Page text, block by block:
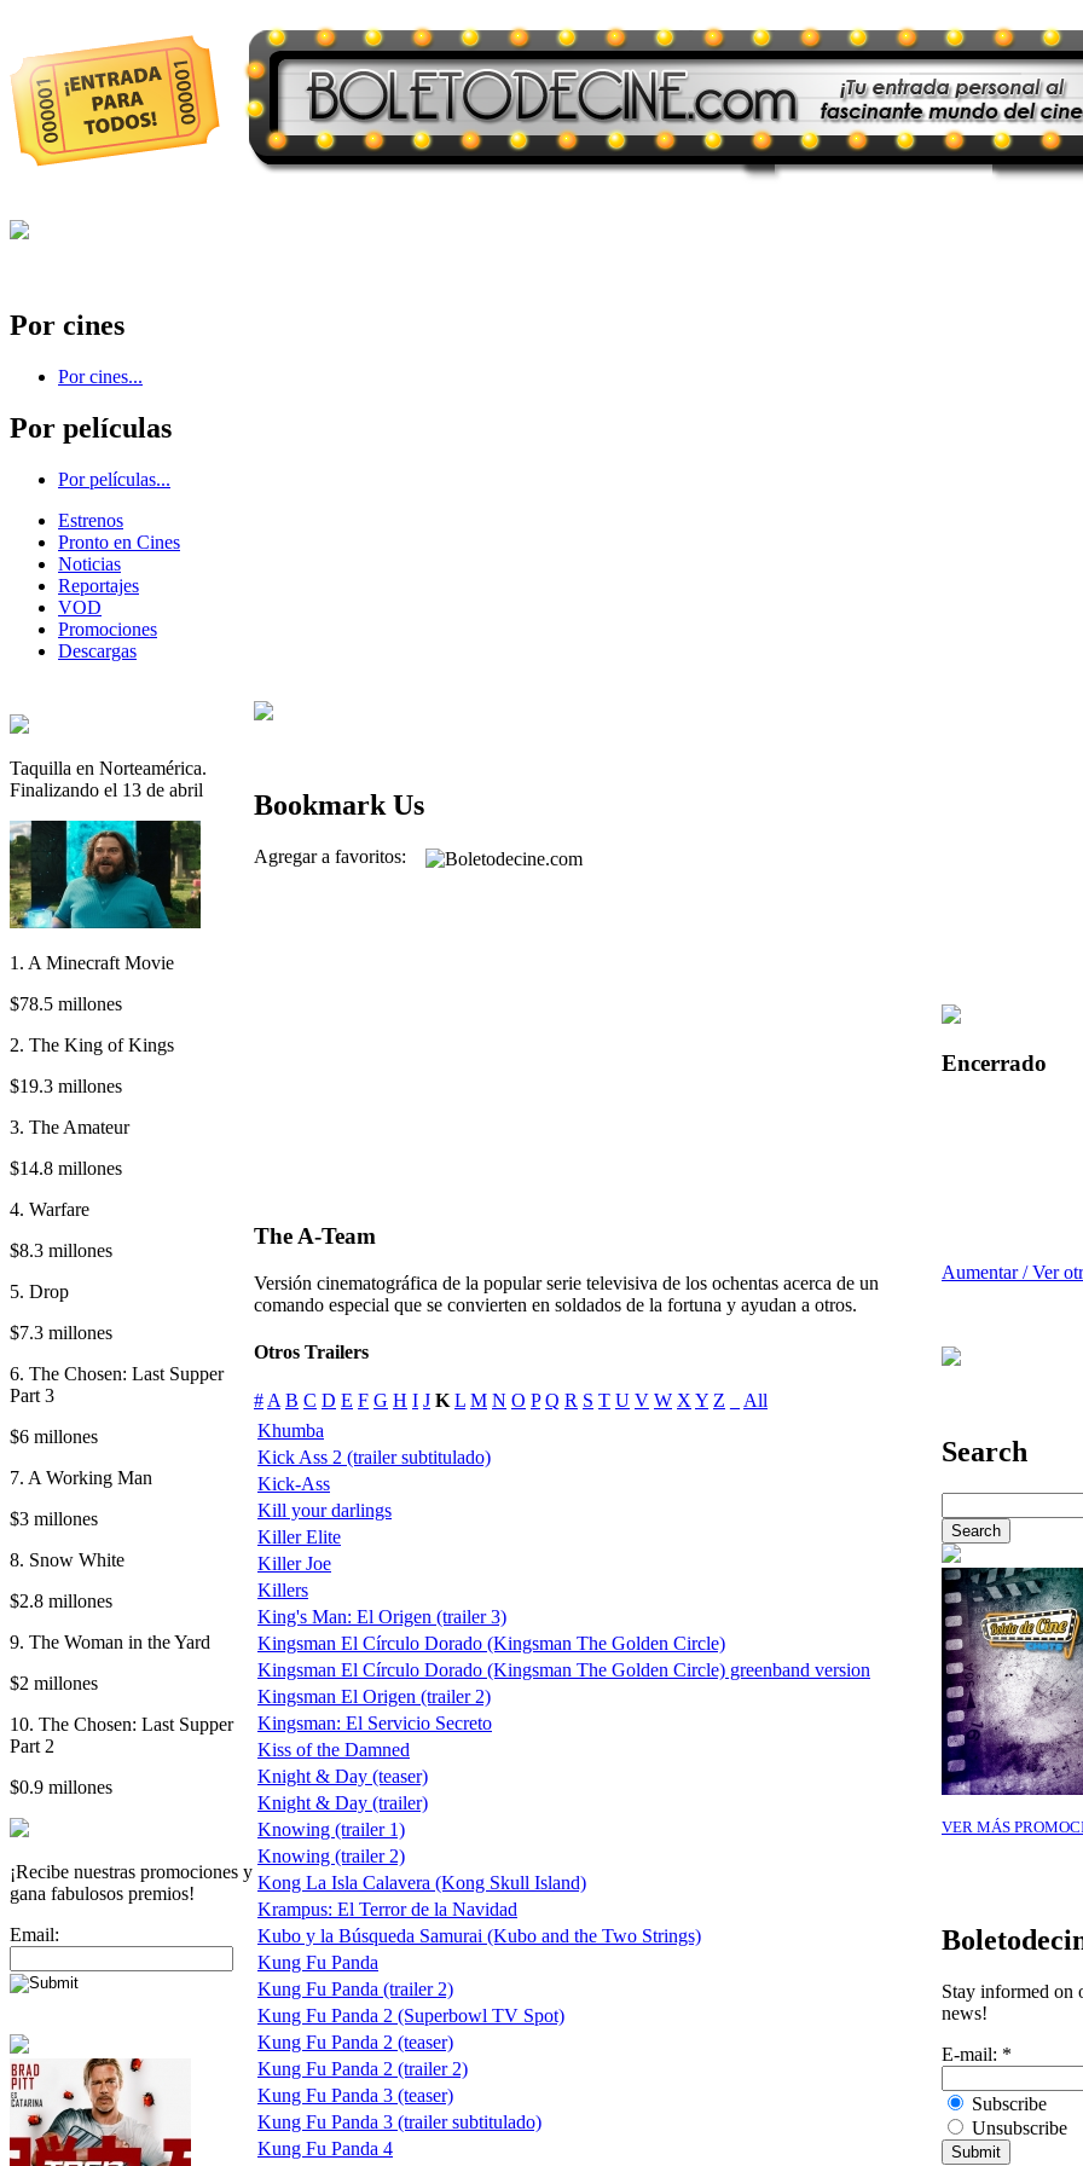
Por cines
Por cines...
Por películas
Por películas...
Estrenos
Pronto en Cines
Noticias
Reportajes
VOD
Promociones
Descargas
Taquilla en Norteamérica.
Finalizando el 13 de abril
1. A Minecraft Movie
$78.5 millones
2. The King of Kings
$19.3 millones
3. The Amateur
$14.8 millones
4. Warfare
$8.3 millones
5. Drop
$7.3 millones
6. The Chosen: Last Supper
Part 3
$6 millones
7. A Working Man
$3 millones
8. Snow White
$2.8 millones
9. The Woman in the Yard
$2 millones
10. The Chosen: Last Supper
Part 2
$0.9 millones
¡Recibe nuestras promociones y
gana fabulosos premios!
Email:
Bookmark Us
Agregar a favoritos:
The A-Team
Versión cinematográfica de la popular serie televisiva de los ochentas acerca de un
comando especial que se convierten en soldados de la fortuna y ayudan a otros.
Otros Trailers
# A B C D E F G H I J K L M N O P Q R S T U V W X Y Z
All
Khumba
Kick Ass 2 (trailer subtitulado)
Kick-Ass
Kill your darlings
Killer Elite
Killer Joe
Killers
King's Man: El Origen (trailer 3)
Kingsman El Círculo Dorado (Kingsman The Golden Circle)
Kingsman El Círculo Dorado (Kingsman The Golden Circle) greenband version
Kingsman El Origen (trailer 2)
Kingsman: El Servicio Secreto
Kiss of the Damned
Knight & Day (teaser)
Knight & Day (trailer)
Knowing (trailer 1)
Knowing (trailer 2)
Kong La Isla Calavera (Kong Skull Island)
Krampus: El Terror de la Navidad
Kubo y la Búsqueda Samurai (Kubo and the Two Strings)
Kung Fu Panda
Kung Fu Panda (trailer 2)
Kung Fu Panda 2 (Superbowl TV Spot)
Kung Fu Panda 2 (teaser)
Kung Fu Panda 2 (trailer 2)
Kung Fu Panda 3 (teaser)
Kung Fu Panda 3 (trailer subtitulado)
Kung Fu Panda 4
Encerrado
Aumentar / Ver
Search
VER MÁS
Stay informed on
news!
E-mail: *
Subscribe
Unsubscribe